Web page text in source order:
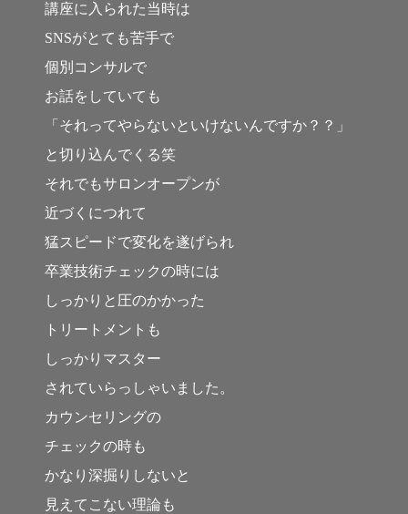
講座に入られた当時は
SNSがとても苦手で
個別コンサルで
お話をしていても
「それってやらないといけないんですか？？」
と切り込んでくる笑
それでもサロンオープンが
近づくにつれて
猛スピードで変化を遂げられ
卒業技術チェックの時には
しっかりと圧のかかった
トリートメントも
しっかりマスター
されていらっしゃいました。
カウンセリングの
チェックの時も
かなり深掘りしないと
見えてこない理論も